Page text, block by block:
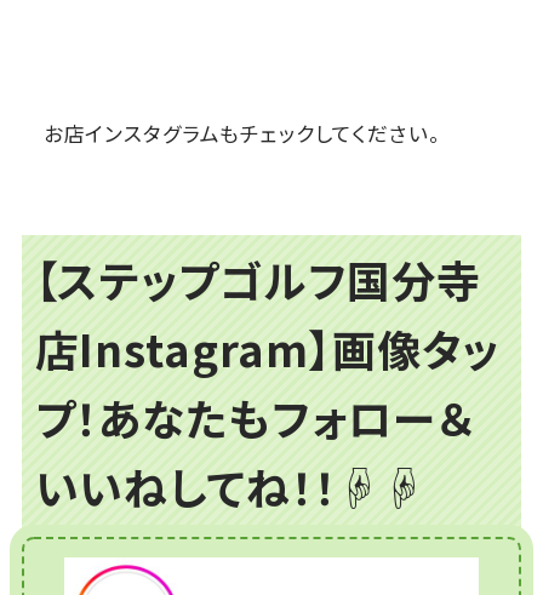
お店インスタグラムもチェックしてください。
【ステップゴルフ国分寺
店Instagram】画像タッ
プ！あなたもフォロー＆
いいねしてね！！☟☟